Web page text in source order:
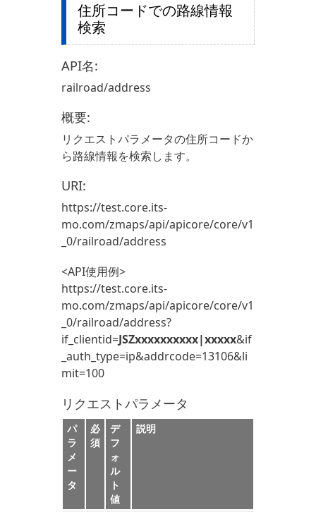
住所コードでの路線情報
検索
API名:
railroad/address
概要:
リクエストパラメータの住所コードか
ら路線情報を検索します。
URI:
https://test.core.its-
mo.com/zmaps/api/apicore/core/v1
_0/railroad/address
<API使用例>
https://test.core.its-
mo.com/zmaps/api/apicore/core/v1
_0/railroad/address?
if_clientid=JSZxxxxxxxxxx|xxxxx&if
_auth_type=ip&addrcode=13106&li
mit=100
リクエストパラメータ
パ
ラ
メ
ー
タ
必
須
デ
フ
ォ
ル
ト
値
説明